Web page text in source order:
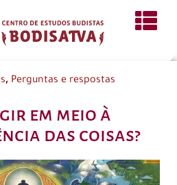
, Perguntas e respostas
em meio à
das coisas?